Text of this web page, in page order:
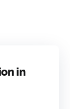
in